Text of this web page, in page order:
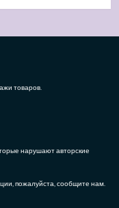
товаров.
нарушают авторские
пожалуйста, сообщите нам.